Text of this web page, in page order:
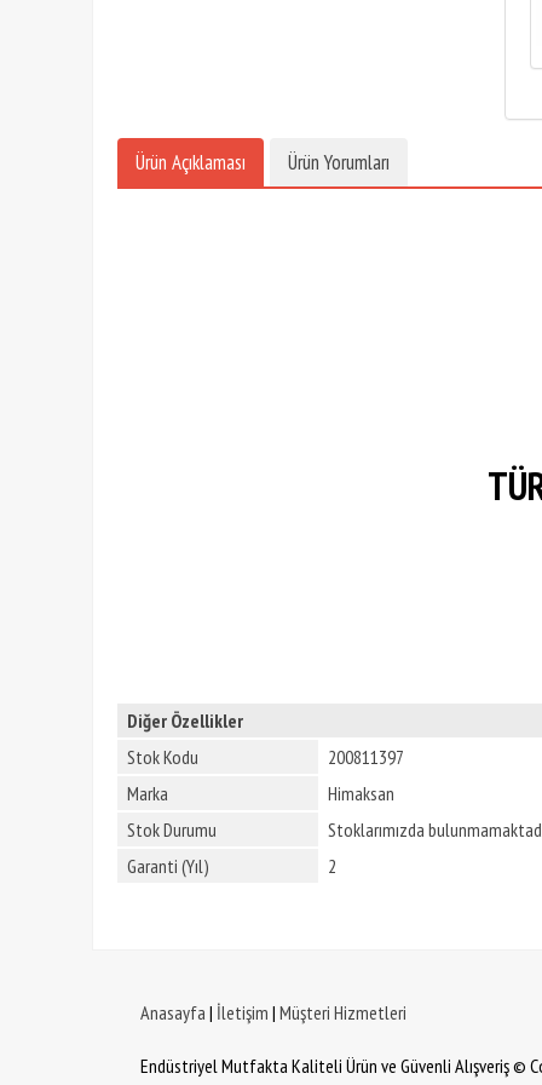
Ürün Açıklaması Ürün Yorumları
Diğer Özellikler
Stok Kodu
200811397
Marka
Himaksan
Stok Durumu
Stoklarımızda
Garanti (Yıl)
2
Anasayfa | İletişim | Müşteri Hizmetleri
Endüstriyel Mutfakta Kaliteli Ürün ve Güvenli Alışveriş ©